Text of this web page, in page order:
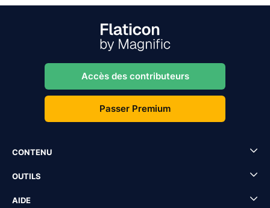
Accès des contributeurs
Passer Premium
CONTENU
OUTILS
AIDE